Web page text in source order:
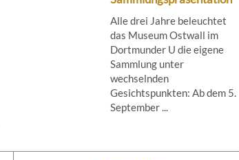
Alle drei Jahre beleuchtet
das Museum Ostwall im
Dortmunder U die eigene
Sammlung unter
wechselnden
Gesichtspunkten: Ab dem 5.
September ...